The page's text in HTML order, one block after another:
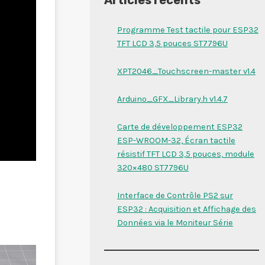
Programme Test tactile pour ESP32
TFT LCD 3,5 pouces ST7796U
XPT2046_Touchscreen-master v1.4
Arduino_GFX_Library.h v1.4.7
Carte de développement ESP32
ESP-WROOM-32, Écran tactile
résistif TFT LCD 3,5 pouces, module
320×480 ST7796U
Interface de Contrôle PS2 sur
ESP32 : Acquisition et Affichage des
Données via le Moniteur Série